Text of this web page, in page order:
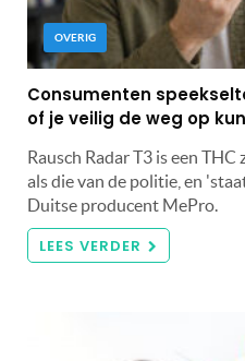
OVERIG
Consumenten
of je veilig de weg op
Rausch Radar T3 is een
als die van de politie, en
Duitse producent MePro.
LEES VERDER